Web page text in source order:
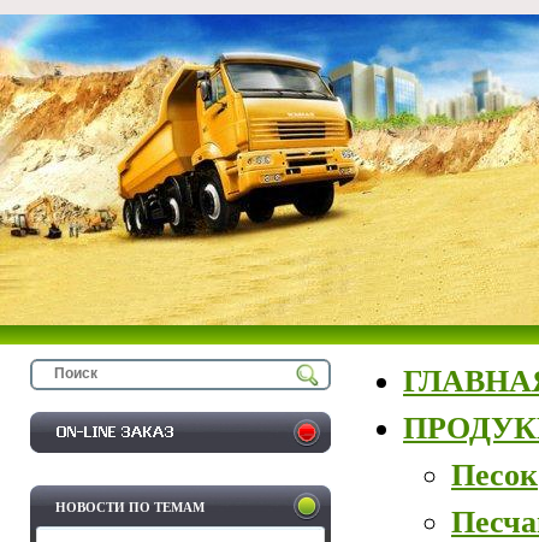
НОВОСТИ ПО ТЕМАМ
Песок